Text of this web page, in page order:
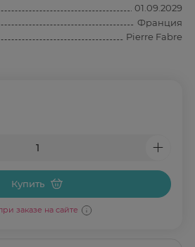
01.09.2029
Франция
Pierre Fabre
Купить
заказе на сайте